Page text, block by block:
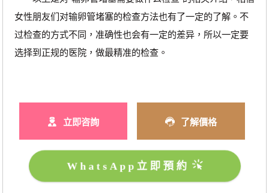
女性朋友们对输卵管堵塞的检查方法也有了一定的了解。不
过检查的方式不同，准确性也会有一定的差异，所以一定要
选择到正规的医院，做最精准的检查。
立即咨詢 了解價格
WhatsApp立即預約